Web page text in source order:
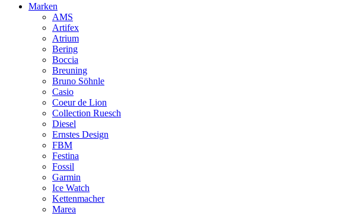
Marken
AMS
Artifex
Atrium
Bering
Boccia
Breuning
Bruno Söhnle
Casio
Coeur de Lion
Collection Ruesch
Diesel
Ernstes Design
FBM
Festina
Fossil
Garmin
Ice Watch
Kettenmacher
Marea